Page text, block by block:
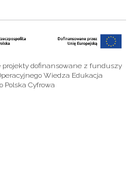
projekty dofinansowane z funduszy
Wiedza Edukacja
Polska Cyfrowa